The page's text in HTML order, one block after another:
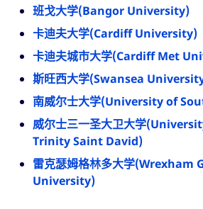
班戈大学(Bangor University)
卡迪夫大学(Cardiff University)
卡迪夫城市大学(Cardiff Met
斯旺西大学(Swansea
南威尔士大学(University of
威尔士三一圣大卫大学
Trinity Saint David)
雷克瑟姆格林多大学(Wrexham
University)